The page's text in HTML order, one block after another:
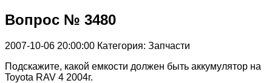
Вопрос № 3480
2007-10-06 20:00:00 Категория: Запчасти
Подскажите, какой емкости должен быть аккумулятор на
Toyota RAV 4 2004г.